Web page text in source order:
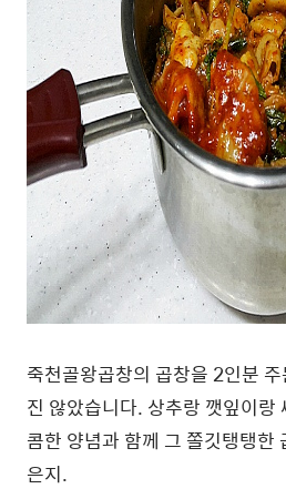
죽천골왕곱창의 곱창을 2인분
진 않았습니다. 상추랑 깻잎이랑
콤한 양념과 함께 그 쫄깃탱탱한
은지.